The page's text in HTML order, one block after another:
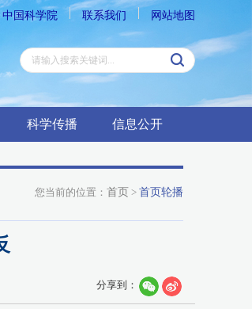
中国科学院 联系我们 网站地图
科学传播 信息公开
您当前的位置： 首页 > 首页轮播
分享到：